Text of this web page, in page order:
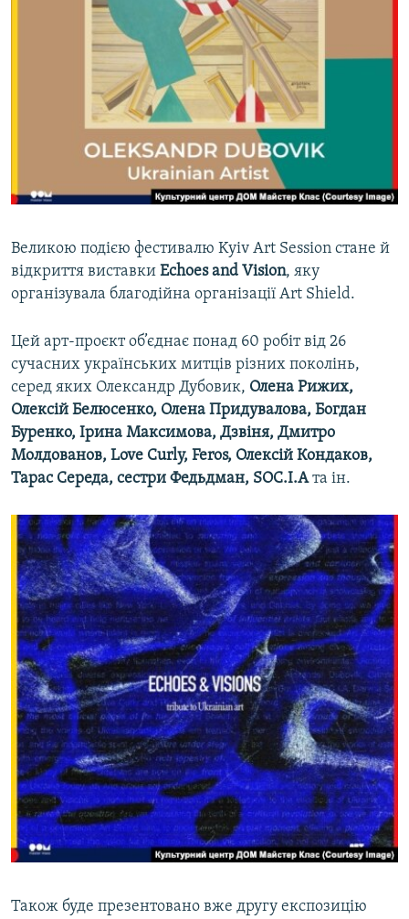
Великою подією фестивалю Kyiv Art Session стане й
відкриття виставки Echoes and Vision, яку
організувала благодійна організації Art Shield.
Цей арт-проєкт об’єднає понад 60 робіт від 26
сучасних українських митців різних поколінь,
серед яких Олександр Дубовик, Олена Рижих,
Олексій Белюсенко, Олена Придувалова, Богдан
Буренко, Ірина Максимова, Дзвіня, Дмитро
Молдованов, Love Curly, Feros, Олексій Кондаков,
Тарас Середа, сестри Федьдман, SOC.I.Aта ін.
Також буде презентовано вже другу експозицію